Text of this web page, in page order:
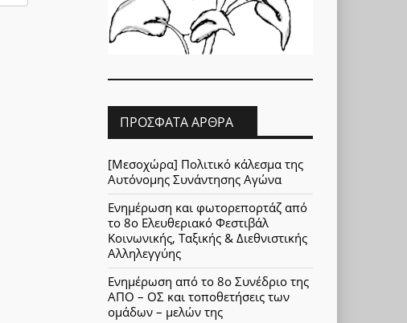
ΠΡΌΣΦΑΤΑ ΆΡΘΡΑ
[Μεσοχώρα] Πολιτικό κάλεσμα της
Αυτόνομης Συνάντησης Αγώνα
Ενημέρωση και φωτορεπορτάζ από
το 8ο Ελευθεριακό Φεστιβάλ
Κοινωνικής, Ταξικής & Διεθνιστικής
Αλληλεγγύης
Ενημέρωση από το 8ο Συνέδριο της
ΑΠΟ – ΟΣ και τοποθετήσεις των
ομάδων – μελών της